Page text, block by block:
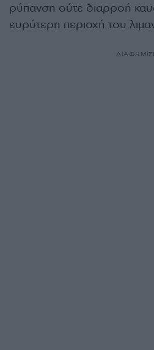
ρύπανση ούτε διαρροή
ευρύτερη περιοχή του